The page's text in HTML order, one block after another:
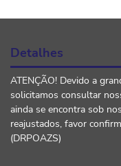
Detalhes
ATENÇÃO! Devido a
solicitamos consultar
ainda se encontra sob
reajustados, favor
(DRPOAZS)